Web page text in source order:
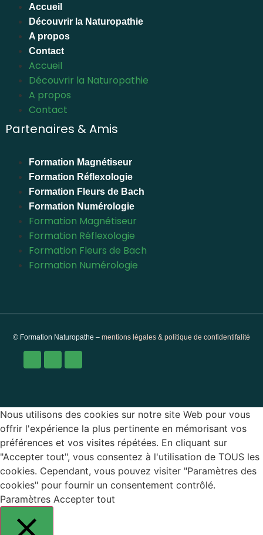
Accueil
Découvrir la Naturopathie
A propos
Contact
Accueil
Découvrir la Naturopathie
A propos
Contact
Partenaires & Amis
Formation Magnétiseur
Formation Réflexologie
Formation Fleurs de Bach
Formation Numérologie
Formation Magnétiseur
Formation Réflexologie
Formation Fleurs de Bach
Formation Numérologie
© Formation Naturopathe – mentions légales & politique de confidentifalité
Nous utilisons des cookies sur notre site Web pour vous
offrir l'expérience la plus pertinente en mémorisant vos
préférences et vos visites répétées. En cliquant sur
"Accepter tout", vous consentez à l'utilisation de TOUS les
cookies. Cependant, vous pouvez visiter "Paramètres des
cookies" pour fournir un consentement contrôlé.
Paramètres Accepter tout